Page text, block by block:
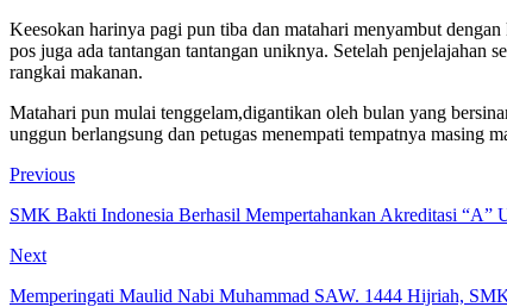
Keesokan harinya pagi pun tiba dan matahari menyambut
pos juga ada tantangan tantangan uniknya. Setelah penjelajahan
rangkai makanan.
Matahari pun mulai tenggelam,digantikan oleh bulan yang
unggun berlangsung dan petugas menempati tempatnya masing
Previous
SMK Bakti Indonesia Berhasil Mempertahankan Akreditasi “A”
Next
Memperingati Maulid Nabi Muhammad SAW. 1444 Hijriah,